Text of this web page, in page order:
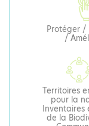
Protéger /
/
Territoires
pour la
Inventaires
de la